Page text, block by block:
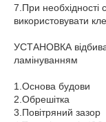
7.При необхідності
використовувати
УСТАНОВКА
ламінуванням
1.Основа будови
2.Обрешітка
3.Повітряний зазор